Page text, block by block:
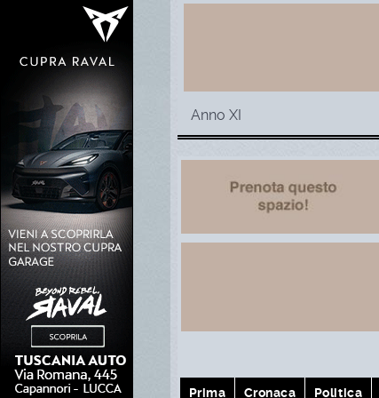
Anno XI
Prima Cronaca Politica